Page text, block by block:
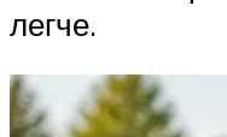
легче.